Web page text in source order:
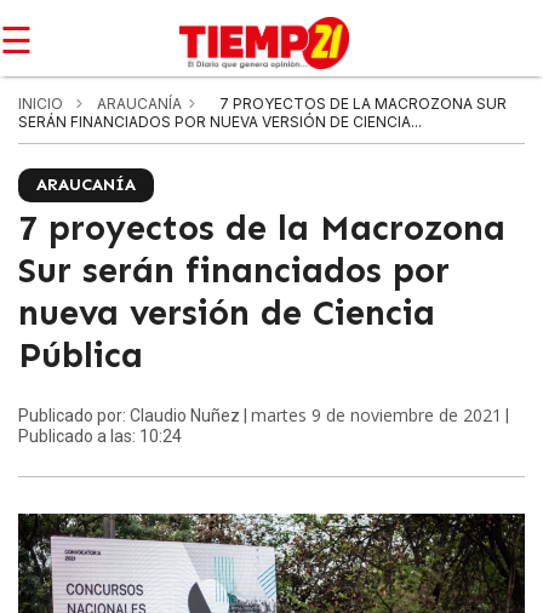
☰
INICIO ARAUCANÍA
7 PROYECTOS DE LA MACROZONA SUR
SERÁN FINANCIADOS POR NUEVA VERSIÓN DE CIENCIA...
ARAUCANÍA
7 proyectos de la Macrozona
Sur serán financiados por
nueva versión de Ciencia
Pública
Publicado por: Claudio Nuñez | martes 9 de noviembre de 2021
Publicado a las: 10:24